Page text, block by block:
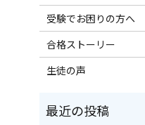
受験でお困りの方へ
合格ストーリー
生徒の声